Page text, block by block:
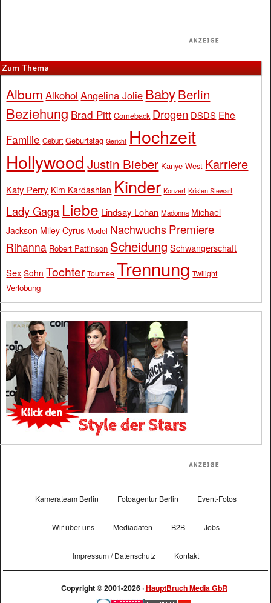
Zum Thema
Album Alkohol Angelina Jolie BabyBerlin
Beziehung Brad Pitt Comeback Drogen DSDS Ehe
Familie Geburt Geburtstag Gericht Hochzeit
Hollywood Justin Bieber Kanye West Karriere
Katy Perry Kim Kardashian Kinder Konzert Kristen Stewart
Lady Gaga Liebe Lindsay Lohan Madonna Michael
Jackson Miley Cyrus Model Nachwuchs Premiere
Rihanna Robert Pattinson Scheidung Schwangerschaft
Sex Sohn Tochter Tournee Trennung Twilight
Verlobung
Kamerateam Berlin Fotoagentur Berlin Event-Fotos
Wir über uns Mediadaten B2B Jobs
Impressum / Datenschutz Kontakt
Copyright © 2001-2026 ·HauptBruch Media GbR